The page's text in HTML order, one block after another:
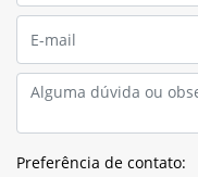
Preferência de contato: